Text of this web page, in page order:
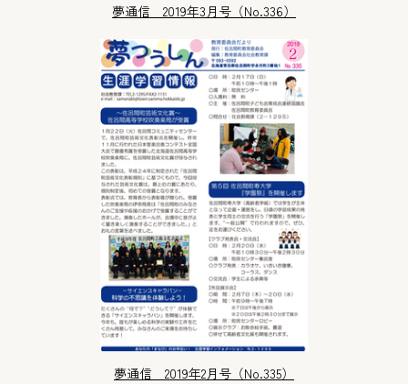
夢通信 2019年3月号（No.336）
夢通信 2019年2月号（No.335）